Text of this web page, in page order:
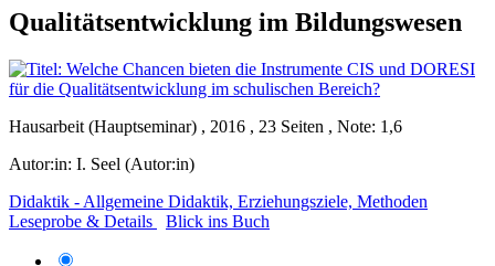
Qualitätsentwicklung im Bildungswesen
Hausarbeit (Hauptseminar) , 2016 , 23 Seiten , Note: 1,6
Autor:in: I. Seel (Autor:in)
Didaktik - Allgemeine Didaktik, Erziehungsziele, Methoden
Leseprobe & Details
Blick ins Buch